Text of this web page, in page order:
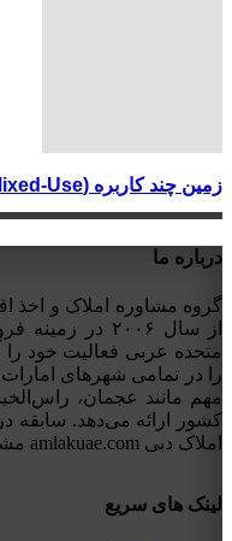
زمین چند کاربره (Mixed-Use) در الجداف دبی (Jaddaf)
درباره ما
از سال ۲۰۰۶
متحده عربی فعالیت خود
را در تمامی شهرهای
مهم مانند عجمان،
کشور ارائه می‌دهد.
املاک دبی amlakuae.com مشاهده نمایید.
لینک های سریع